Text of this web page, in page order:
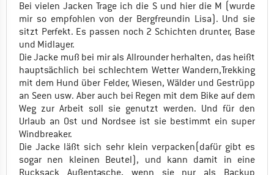
Bei vielen Jacken Trage ich die S und hier die M (wurde
mir so empfohlen von der Bergfreundin Lisa). Und sie
sitzt Perfekt. Es passen noch 2 Schichten drunter, Base
und Midlayer.
Die Jacke muß bei mir als Allrounder herhalten, das heißt
hauptsächlich bei schlechtem Wetter Wandern,Trekking
mit dem Hund über Felder, Wiesen, Wälder und Gestrüpp
an Seen usw. Aber auch bei Regen mit dem Bike auf dem
Weg zur Arbeit soll sie genutzt werden. Und für den
Urlaub an Ost und Nordsee ist sie bestimmt ein super
Windbreaker.
Die Jacke läßt sich sehr klein verpacken(dafür gibt es
sogar nen kleinen Beutel), und kann damit in eine
Rucksack Außentasche, wenn sie nur als Backup